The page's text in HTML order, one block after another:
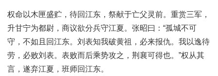
权命以木匣盛贮，待回江东，祭献于亡父灵前。重赏三军，
升甘宁为都尉，商议欲分兵守江夏。张昭曰：“孤城不可
守，不如且回江东。刘表知我破黄祖，必来报仇。我以逸待
劳，必败刘表。表败而后乘势攻之，荆襄可得也。”权从其
言，遂弃江夏，班师回江东。